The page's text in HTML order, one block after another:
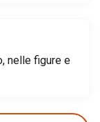
nelle figure e